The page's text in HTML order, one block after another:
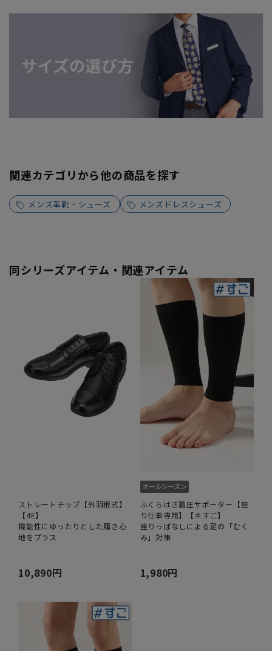
関連カテゴリから他の商品を探す
メンズ革靴・シューズ メンズドレスシューズ
同シリーズアイテム・関連アイテム
ストレートチップ【外羽根式】
【4E】
機能性にゆったりとした履き心
地をプラス
10,890円
ふくらはぎ着圧サポーター【座
り仕事専用】【＃すご】
座りっぱなしによる足の「むく
み」対策
1,980円